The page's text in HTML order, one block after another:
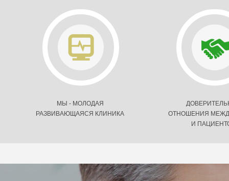
МЫ - МОЛОДАЯ
РАЗВИВАЮЩАЯСЯ КЛИНИКА
ОТНОШЕНИЯ
И